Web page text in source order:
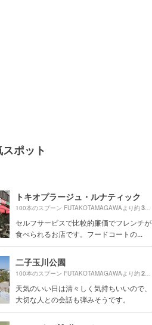
ポット
トキオプラージュ・ルナティック
100本のスプーン FUTAKOTAMAGAWAより約380m
セルフサービスで比較的廉価でフレンチが
食べられるお店です。フードコートの...
二子玉川公園
100本のスプーン FUTAKOTAMAGAWAより約270m
天気のいい日は清々しく気持ちいいので、
大切な人との会話も弾みそうです。